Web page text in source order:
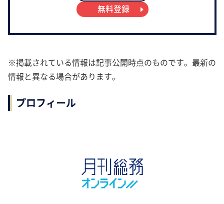
無料登録
※掲載されている情報は記事公開時点のものです。最新の
情報と異なる場合があります。
プロフィール